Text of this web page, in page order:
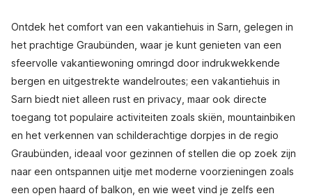
Ontdek het comfort van een vakantiehuis in Sarn, gelegen in
het prachtige Graubünden, waar je kunt genieten van een
sfeervolle vakantiewoning omringd door indrukwekkende
bergen en uitgestrekte wandelroutes; een vakantiehuis in
Sarn biedt niet alleen rust en privacy, maar ook directe
toegang tot populaire activiteiten zoals skiën, mountainbiken
en het verkennen van schilderachtige dorpjes in de regio
Graubünden, ideaal voor gezinnen of stellen die op zoek zijn
naar een ontspannen uitje met moderne voorzieningen zoals
een open haard of balkon, en wie weet vind je zelfs een